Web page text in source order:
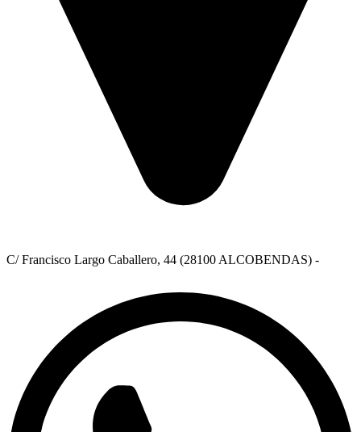
C/ Francisco Largo Caballero, 44 (28100 ALCOBENDAS) -